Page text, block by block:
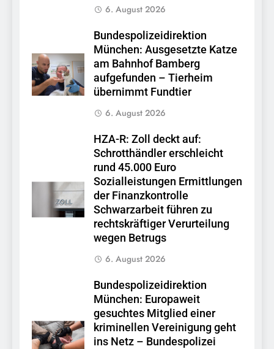
6. August 2026
Bundespolizeidirektion
München: Ausgesetzte Katze
am Bahnhof Bamberg
aufgefunden – Tierheim
übernimmt Fundtier
6. August 2026
HZA-R: Zoll deckt auf:
Schrotthändler erschleicht
rund 45.000 Euro
Sozialleistungen Ermittlungen
der Finanzkontrolle
Schwarzarbeit führen zu
rechtskräftiger Verurteilung
wegen Betrugs
6. August 2026
Bundespolizeidirektion
München: Europaweit
gesuchtes Mitglied einer
kriminellen Vereinigung geht
ins Netz – Bundespolizei